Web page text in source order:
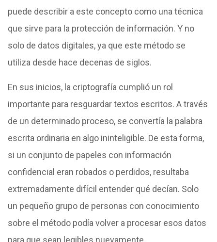
puede describir a este concepto como una técnica
que sirve para la protección de información. Y no
solo de datos digitales, ya que este método se
utiliza desde hace decenas de siglos.
En sus inicios, la criptografía cumplió un rol
importante para resguardar textos escritos. A través
de un determinado proceso, se convertía la palabra
escrita ordinaria en algo ininteligible. De esta forma,
si un conjunto de papeles con información
confidencial eran robados o perdidos, resultaba
extremadamente difícil entender qué decían. Solo
un pequeño grupo de personas con conocimiento
sobre el método podía volver a procesar esos datos
para que sean legibles nuevamente.